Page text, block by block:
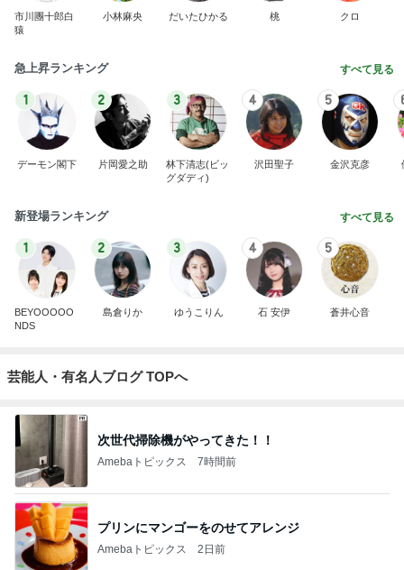
市川團十郎白
猿
小林麻央 だいたひかる 桃 クロ
急上昇ランキング すべて見る
1
デーモン閣下
2
片岡愛之助
3
林下清志(ビッ
グダディ)
4
沢田聖子
5
金沢克彦
新登場ランキング すべて見る
1
BEYOOOOO
NDS
2
島倉りか
3
ゆうこりん
4
石 安伊
5
蒼井心音
芸能人・有名人ブログ TOPへ
次世代掃除機がやってきた！！
Amebaトピックス 7時間前
プリンにマンゴーをのせてアレンジ
Amebaトピックス 2日前